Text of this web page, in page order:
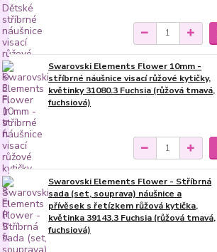
Swarovski Elements Flower 10mm -
stříbrné náušnice visací růžové kytičky,
květinky 31080.3 Fuchsia (růžová tmavá,
fuchsiová)
Swarovski Elements Flower - Stříbrná
sada (set, souprava) náušnice a
přívěsek s řetízkem růžová kytička,
květinka 39143.3 Fuchsia (růžová tmavá,
fuchsiová)